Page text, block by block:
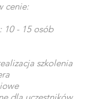
cenie:
10 - 15 osób
szkolenia